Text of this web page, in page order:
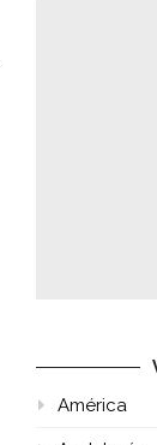
América